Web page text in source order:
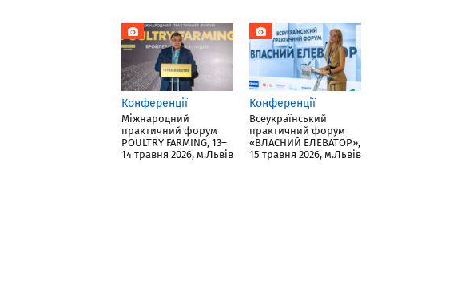
Конференції
Міжнародний
практичний форум
POULTRY FARMING, 13–
14 травня 2026, м.Львів
Конференції
Всеукраїнський
практичний форум
«ВЛАСНИЙ ЕЛЕВАТОР»,
15 травня 2026, м.Львів